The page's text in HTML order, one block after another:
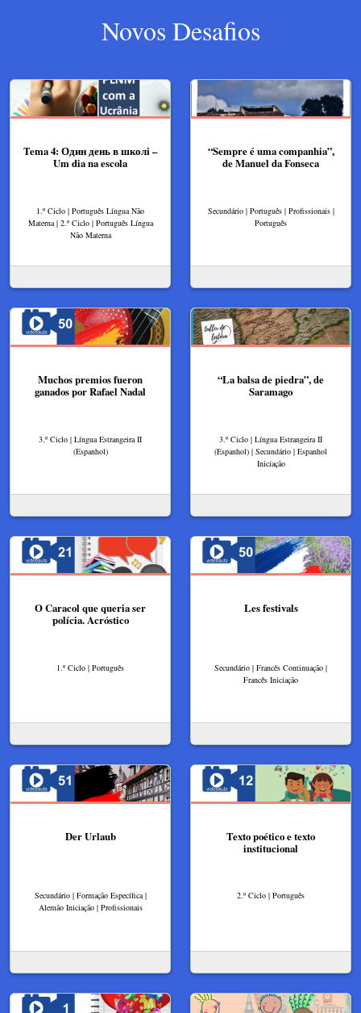
Novos Desafios
Tema 4: Один день в школі –
Um dia na escola
1.º Ciclo | Português Língua Não
Materna | 2.º Ciclo | Português Língua
Não Materna
“Sempre é uma companhia”,
de Manuel da Fonseca
Secundário | Português | Profissionais |
Português
Muchos premios fueron
ganados por Rafael Nadal
3.º Ciclo | Língua Estrangeira II
(Espanhol)
“La balsa de piedra”, de
Saramago
3.º Ciclo | Língua Estrangeira II
(Espanhol) | Secundário | Espanhol
Iniciação
O Caracol que queria ser
polícia. Acróstico
1.º Ciclo | Português
​Les festivals
Secundário | Francês Continuação |
Francês Iniciação
Der Urlaub
Secundário | Formação Específica |
Alemão Iniciação | Profissionais
Texto poético e texto
institucional
2.º Ciclo | Português